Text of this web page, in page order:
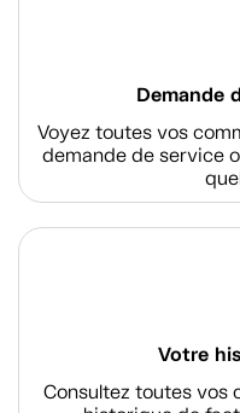
Demande
Voyez toutes vos
demande de service
Votre
Consultez toutes vos